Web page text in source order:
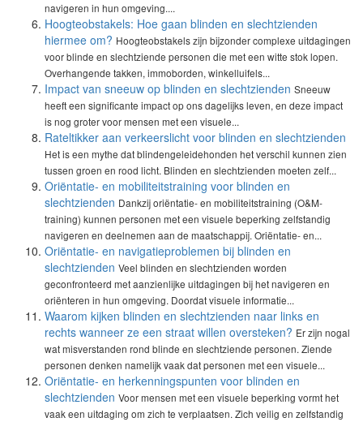
navigeren in hun omgeving....
Hoogteobstakels: Hoe gaan blinden en slechtzienden
hiermee om? Hoogteobstakels zijn bijzonder complexe uitdagingen
voor blinde en slechtziende personen die met een witte stok lopen.
Overhangende takken, immoborden, winkelluifels...
Impact van sneeuw op blinden en slechtzienden Sneeuw
heeft een significante impact op ons dagelijks leven, en deze impact
is nog groter voor mensen met een visuele...
Rateltikker aan verkeerslicht voor blinden en slechtzienden
Het is een mythe dat blindengeleidehonden het verschil kunnen zien
tussen groen en rood licht. Blinden en slechtzienden moeten zelf...
Oriëntatie- en mobiliteitstraining voor blinden en
slechtzienden Dankzij oriëntatie- en mobiliteitstraining (O&M-
training) kunnen personen met een visuele beperking zelfstandig
navigeren en deelnemen aan de maatschappij. Oriëntatie- en...
Oriëntatie- en navigatieproblemen bij blinden en
slechtzienden Veel blinden en slechtzienden worden
geconfronteerd met aanzienlijke uitdagingen bij het navigeren en
oriënteren in hun omgeving. Doordat visuele informatie...
Waarom kijken blinden en slechtzienden naar links en
rechts wanneer ze een straat willen oversteken? Er zijn nogal
wat misverstanden rond blinde en slechtziende personen. Ziende
personen denken namelijk vaak dat personen met een visuele...
Oriëntatie- en herkenningspunten voor blinden en
slechtzienden Voor mensen met een visuele beperking vormt het
vaak een uitdaging om zich te verplaatsen. Zich veilig en zelfstandig